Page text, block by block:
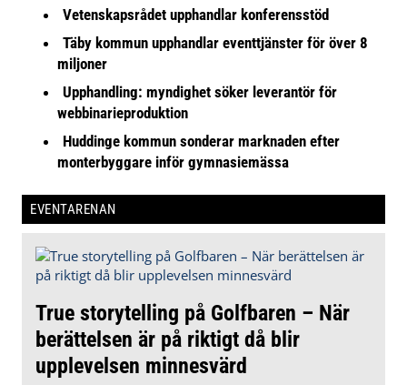
Vetenskapsrådet upphandlar konferensstöd
Täby kommun upphandlar eventtjänster för över 8
miljoner
Upphandling: myndighet söker leverantör för
webbinarieproduktion
Huddinge kommun sonderar marknaden efter
monterbyggare inför gymnasiemässa
EVENTARENAN
True storytelling på Golfbaren – När
berättelsen är på riktigt då blir
upplevelsen minnesvärd